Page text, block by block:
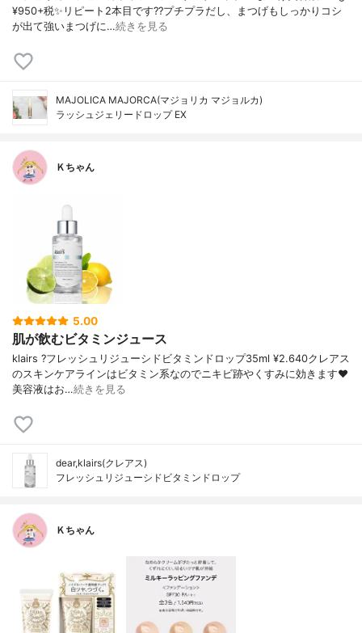
¥950+税✨リピート2本目です??プチプラだし、まつげもしっかりコシ
が出て強いまつげに…続きを見る
MAJOLICA MAJORCA(マジョリカ マジョルカ)
ラッシュジェリードロップ EX
Ｋちゃん
5.00
肌が飲むビタミンジュース
klairs ?フレッシュリジューシドビタミンドロップ35ml ¥2.640クレアス
のスキンケアラインはビタミン系なのでニキビ跡やくすみに効きます❤️
美容液はお…続きを見る
dear,klairs(クレアス)
フレッシュリジューシドビタミンドロップ
Ｋちゃん